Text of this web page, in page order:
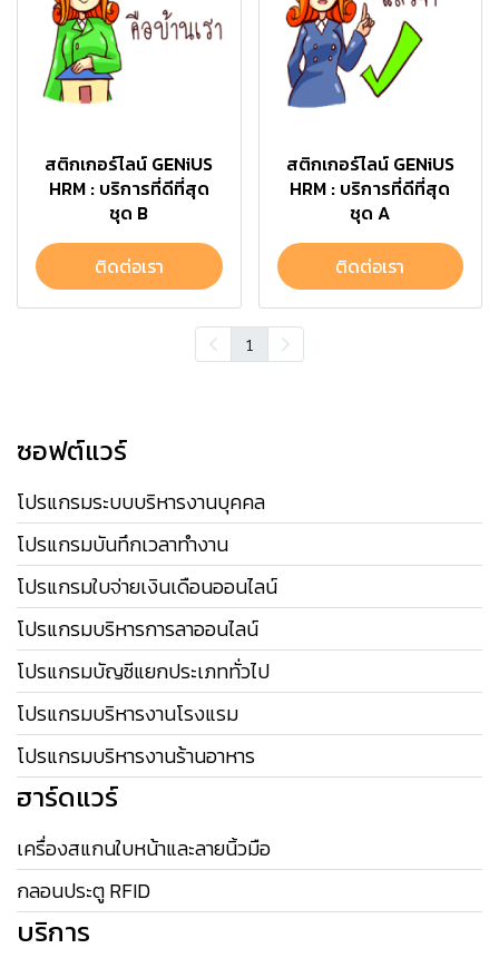
สติกเกอร์ไลน์ GENiUS
HRM : บริการที่ดีที่สุด
ชุด B
ติดต่อเรา
สติกเกอร์ไลน์ GENiUS
HRM : บริการที่ดีที่สุด
ชุด A
ติดต่อเรา
1
ซอฟต์แวร์
โปรแกรมระบบบริหารงานบุคคล
โปรแกรมบันทึกเวลาทำงาน
โปรแกรมใบจ่ายเงินเดือนออนไลน์
โปรแกรมบริหารการลาออนไลน์
โปรแกรมบัญชีแยกประเภททั่วไป
โปรแกรมบริหารงานโรงแรม
โปรแกรมบริหารงานร้านอาหาร
ฮาร์ดแวร์
เครื่องสแกนใบหน้าและลายนิ้วมือ
กลอนประตู RFID
บริการ